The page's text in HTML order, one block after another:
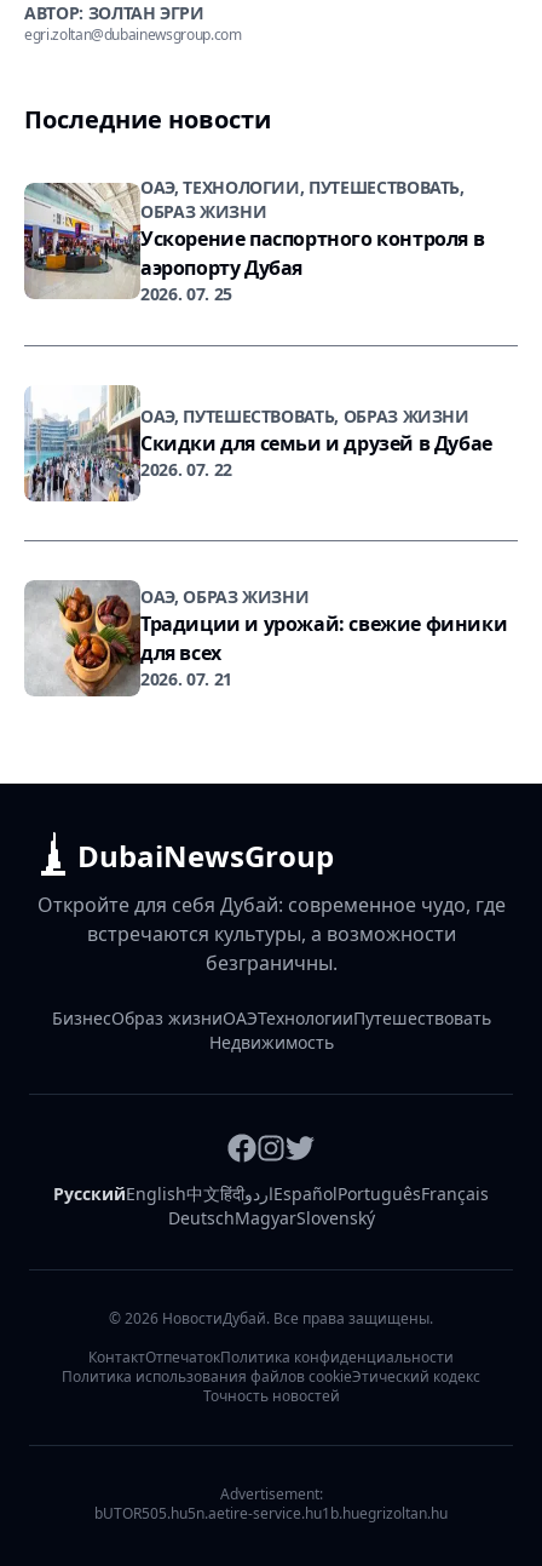
АВТОР: ЗОЛТАН ЭГРИ
egri.zoltan@dubainewsgroup.com
Последние новости
ОАЭ, ТЕХНОЛОГИИ, ПУТЕШЕСТВОВАТЬ,
ОБРАЗ ЖИЗНИ
Ускорение паспортного контроля в
аэропорту Дубая
2026. 07. 25
ОАЭ, ПУТЕШЕСТВОВАТЬ, ОБРАЗ ЖИЗНИ
Скидки для семьи и друзей в Дубае
2026. 07. 22
ОАЭ, ОБРАЗ ЖИЗНИ
Традиции и урожай: свежие финики
для всех
2026. 07. 21
DubaiNewsGroup
Откройте для себя Дубай: современное чудо, где
встречаются культуры, а возможности
безграничны.
БизнесОбраз жизниОАЭТехнологииПутешествовать
Недвижимость
РусскийEnglish中文हिंदीاردوEspañolPortuguêsFrançais
DeutschMagyarSlovenský
©2026 НовостиДубай. Все права защищены.
КонтактОтпечатокПолитика конфиденциальности
Политика использования файлов cookieЭтический кодекс
Точность новостей
Advertisement:
bUTOR505.hu5n.aetire-service.hu1b.huegrizoltan.hu